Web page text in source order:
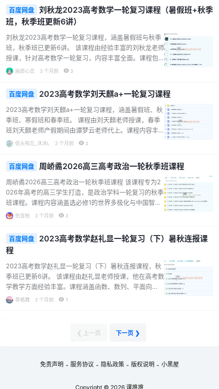
知识体系。 课程不仅有专题讲解，还配备了习题讲解，
让学生在学习理论知识的同时，能通过练习巩固所学内
容，提升解题能力。张艳平老师经验丰富，讲解细致，
能将复杂的地理知识以通俗易懂的方式传授给学生，非
常适合高三学生在备考阶段进行系统复习。...
百度网盘
刘秋龙2023高考数学一轮复习课程（暑假班+秋季
班，秋季班更新6讲）
刘秋龙2023高考数学一轮复习课程，涵盖暑假班与秋季
班，秋季班已更新6讲。 该课程由经验丰富的刘秋龙老师
授课，针对高考数学一轮复习，内容丰富全面。课程包
含平面向量、等差与等比、数列综合、导数与切线、导
型精炼，帮助学生系统梳理知识，掌握解题技巧。 课程
资料丰富，有讲义、题型精练以及课堂笔记等，方便学
生巩固学习。适合高三备考学生，能助力他们在高考数
学复习中打下坚实基础，提升成绩。...
画郎心恋 3 个月前 3
百度网盘 2023高考数学刘天麒a+一轮复习课程
2023高考数学刘天麒a+一轮复习课程，涵盖暑假班、秋
季班、寒假班和春季班。 课程由刘天麒老师授课，春季
班刘天麒老师产假期间由谭梦云老师代上。课程内容丰
富，涉及函数、三角函数、数列、导数、圆锥曲线等高
思想的传授，如导数之不等式处理技巧、数学思想之特
殊与极限、化归与转化等。通过题型精练和直播讲解，
帮助学生巩固知识、提升解题能力，适合准备参加高考
的学生，助力他们在高考数学中取得好成绩。...
低头啖忘_沐沐L 3 个月前 2
百度网盘 周峤矞2026高三高考政治一轮秋季班课程
周峤矞2026高三高考政治一轮秋季班课程 该课程专为2
026年高考的高三学生打造，是政治学科一轮复习的秋季
班课程。课程内容涵盖选必修1的世界多极化与中国智
慧、经济全球化与中国、国家和国际组织等知识点，还
义、唯物辩证法的实质与核心等内容。 课程不仅有系统
的知识点复习，还包含哲学与文化总结提升和题型技巧
等内容，能帮助学生巩固知识、提升解题能力。周峤矞
老师凭借丰富的教学经验，为学生提供专业的指导，助
力学生在高考政治一轮复习中取得良好的效果，适合正
在进行高考政治一轮复习的高三学生。...
怡宜柏 3 个月前 2
百度网盘
2023高考数学赵礼显一轮复习（下）暑秋连报课
程
2023高考数学赵礼显一轮复习（下）暑秋连报课程，秋
季班已更新6讲。 该课程由赵礼显老师授课，他在高考数
学教学方面经验丰富。课程涵盖函数、数列、平面向
量、三角函数等多个高中数学核心板块。通过系统的讲
解，让学生能够掌握解题方法和技巧。此外，还有作业
是基础薄弱还是想要进一步提升数学成绩的学生，都能
菲格舞 3 个月前 1
❮ 上一页 下一页 ❯
免责声明 - 服务协议 - 隐私政策 - 版权说明 - 小黑屋
Copyright © 2026 课堆堆